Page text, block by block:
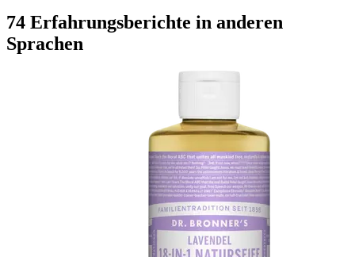
74 Erfahrungsberichte in anderen
Sprachen